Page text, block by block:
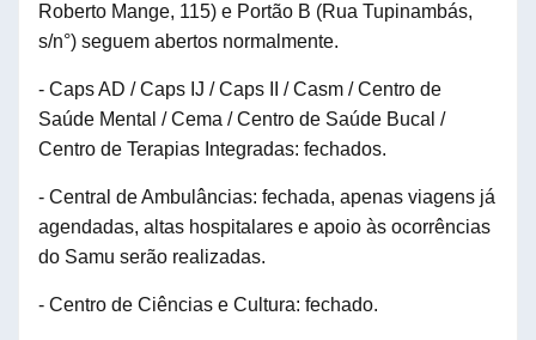
Roberto Mange, 115) e Portão B (Rua Tupinambás,
s/n°) seguem abertos normalmente.
- Caps AD / Caps IJ / Caps II / Casm / Centro de
Saúde Mental / Cema / Centro de Saúde Bucal /
Centro de Terapias Integradas: fechados.
- Central de Ambulâncias: fechada, apenas viagens já
agendadas, altas hospitalares e apoio às ocorrências
do Samu serão realizadas.
- Centro de Ciências e Cultura: fechado.